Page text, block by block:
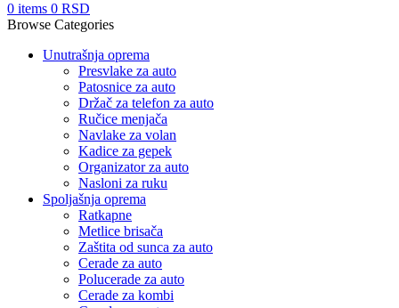
0 items 0 RSD
Browse Categories
Unutrašnja oprema
Presvlake za auto
Patosnice za auto
Držač za telefon za auto
Ručice menjača
Navlake za volan
Kadice za gepek
Organizator za auto
Nasloni za ruku
Spoljašnja oprema
Ratkapne
Metlice brisača
Zaštita od sunca za auto
Cerade za auto
Polucerade za auto
Cerade za kombi